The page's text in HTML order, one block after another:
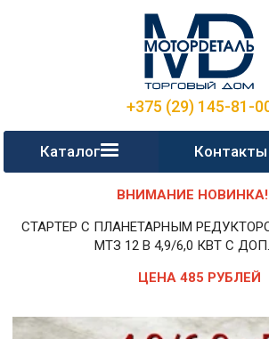
+375 (29) 145-81-
Каталог Контакты
ВНИМАНИЕ
СТАРТЕР С ПЛАНЕТАРНЫМ
МТЗ 12 В 4,9/6,0 КВТ С
ЦЕНА 485 РУБЛЕЙ